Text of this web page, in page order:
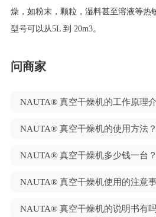
燥，如粉末，颗粒，湿料甚至溶液等热
型号可以从5L 到 20m3。
问商家
NAUTA® 真空干燥机的工作原理
NAUTA® 真空干燥机的使用方法？
NAUTA® 真空干燥机多少钱一台？
NAUTA® 真空干燥机使用的注意
NAUTA® 真空干燥机的说明书有